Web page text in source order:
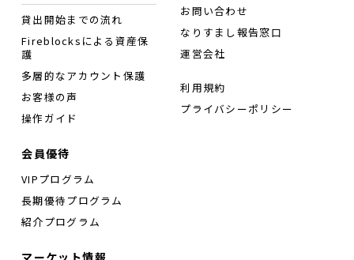
貸出開始までの流れ
Fireblocksによる資産保
護
多層的なアカウント保護
お客様の声
操作ガイド
会員優待
VIPプログラム
長期優待プログラム
紹介プログラム
お問い合わせ
なりすまし報告窓口
運営会社
利用規約
プライバシーポリシー